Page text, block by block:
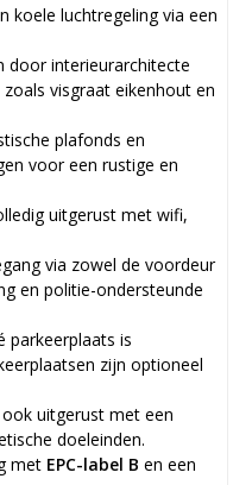
koele luchtregeling via een
door interieurarchitecte
visgraat eikenhout en
plafonds en
voor een rustige en
uitgerust met wifi,
via zowel de voordeur
en politie-ondersteunde
parkeerplaats is
zijn optioneel
uitgerust met een
doeleinden.
met EPC-label B en een